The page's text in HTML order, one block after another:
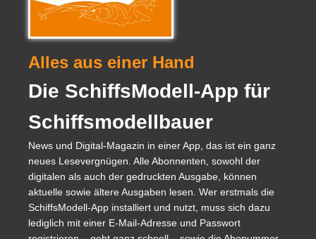
Alles aus einer Hand
Die SchiffsModell-App für
Schiffsmodellbauer
News und Digital-Magazin in einer App, das ist ein ganz
neues Lesevergnügen. Alle Abonnenten, sowohl der
digitalen als auch der gedruckten Ausgabe, können
aktuelle sowie ältere Ausgaben lesen. Wer erstmals die
SchiffsModell-App installiert und nutzt, muss sich dazu
lediglich mit einer E-Mail-Adresse und Passwort